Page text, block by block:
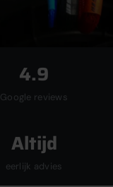
4.9
Google reviews
Altijd
eerlijk advies